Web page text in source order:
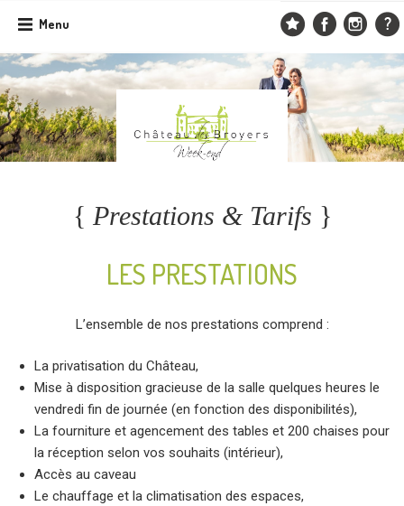
content
Menu
{ Prestations & Tarifs }
LES PRESTATIONS
L’ensemble de nos prestations comprend :
La privatisation du Château,
Mise à disposition gracieuse de la salle quelques heures le
vendredi fin de journée (en fonction des disponibilités),
La fourniture et agencement des tables et 200 chaises pour
la réception selon vos souhaits (intérieur),
Accès au caveau
Le chauffage et la climatisation des espaces,